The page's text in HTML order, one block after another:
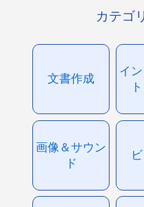
カテゴ
文書作成
イ
画像＆サウン
ド